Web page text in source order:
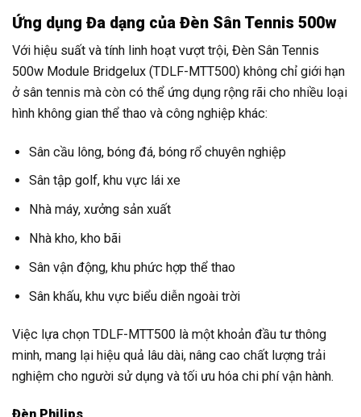
Ứng dụng Đa dạng của Đèn Sân Tennis 500w
Với hiệu suất và tính linh hoạt vượt trội, Đèn Sân Tennis
500w Module Bridgelux (TDLF-MTT500) không chỉ giới hạn
ở sân tennis mà còn có thể ứng dụng rộng rãi cho nhiều loại
hình không gian thể thao và công nghiệp khác:
Sân cầu lông, bóng đá, bóng rổ chuyên nghiệp
Sân tập golf, khu vực lái xe
Nhà máy, xưởng sản xuất
Nhà kho, kho bãi
Sân vận động, khu phức hợp thể thao
Sân khấu, khu vực biểu diễn ngoài trời
Việc lựa chọn TDLF-MTT500 là một khoản đầu tư thông
minh, mang lại hiệu quả lâu dài, nâng cao chất lượng trải
nghiệm cho người sử dụng và tối ưu hóa chi phí vận hành.